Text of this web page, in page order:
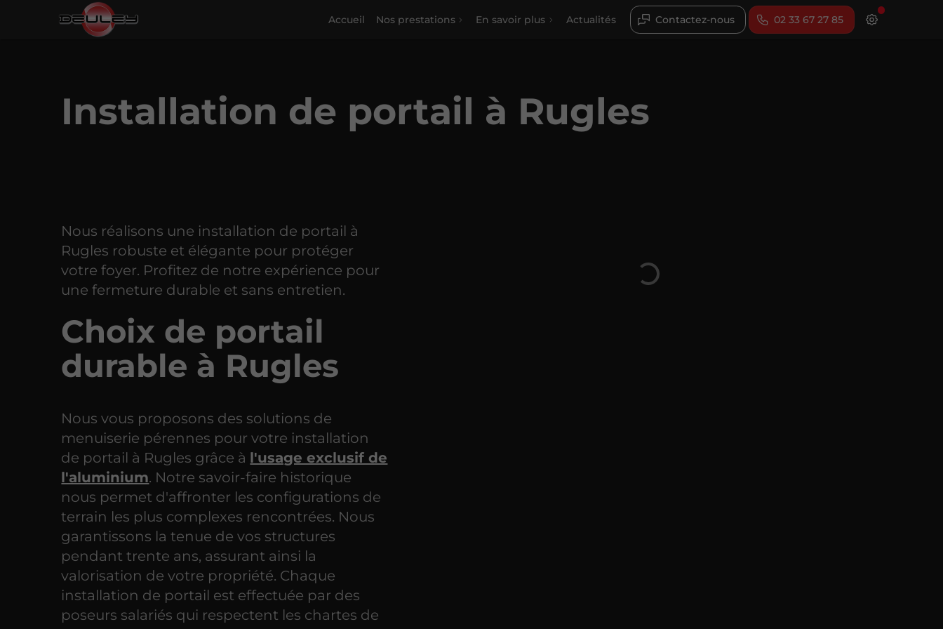
Accueil Nos prestations En savoir plus Actualités Contactez-nous 02 33 67 27 85
Installation de portail à Rugles
Nous réalisons une installation de portail à
Rugles robuste et élégante pour protéger
votre foyer. Profitez de notre expérience pour
une fermeture durable et sans entretien.
Choix de portail
durable à Rugles
Nous vous proposons des solutions de
menuiserie pérennes pour votre installation
de portail à Rugles grâce à l'usage exclusif de
l'aluminium. Notre savoir-faire historique
nous permet d'affronter les configurations de
terrain les plus complexes rencontrées. Nous
garantissons la tenue de vos structures
pendant trente ans, assurant ainsi la
valorisation de votre propriété. Chaque
installation de portail est effectuée par des
poseurs salariés qui respectent les chartes de